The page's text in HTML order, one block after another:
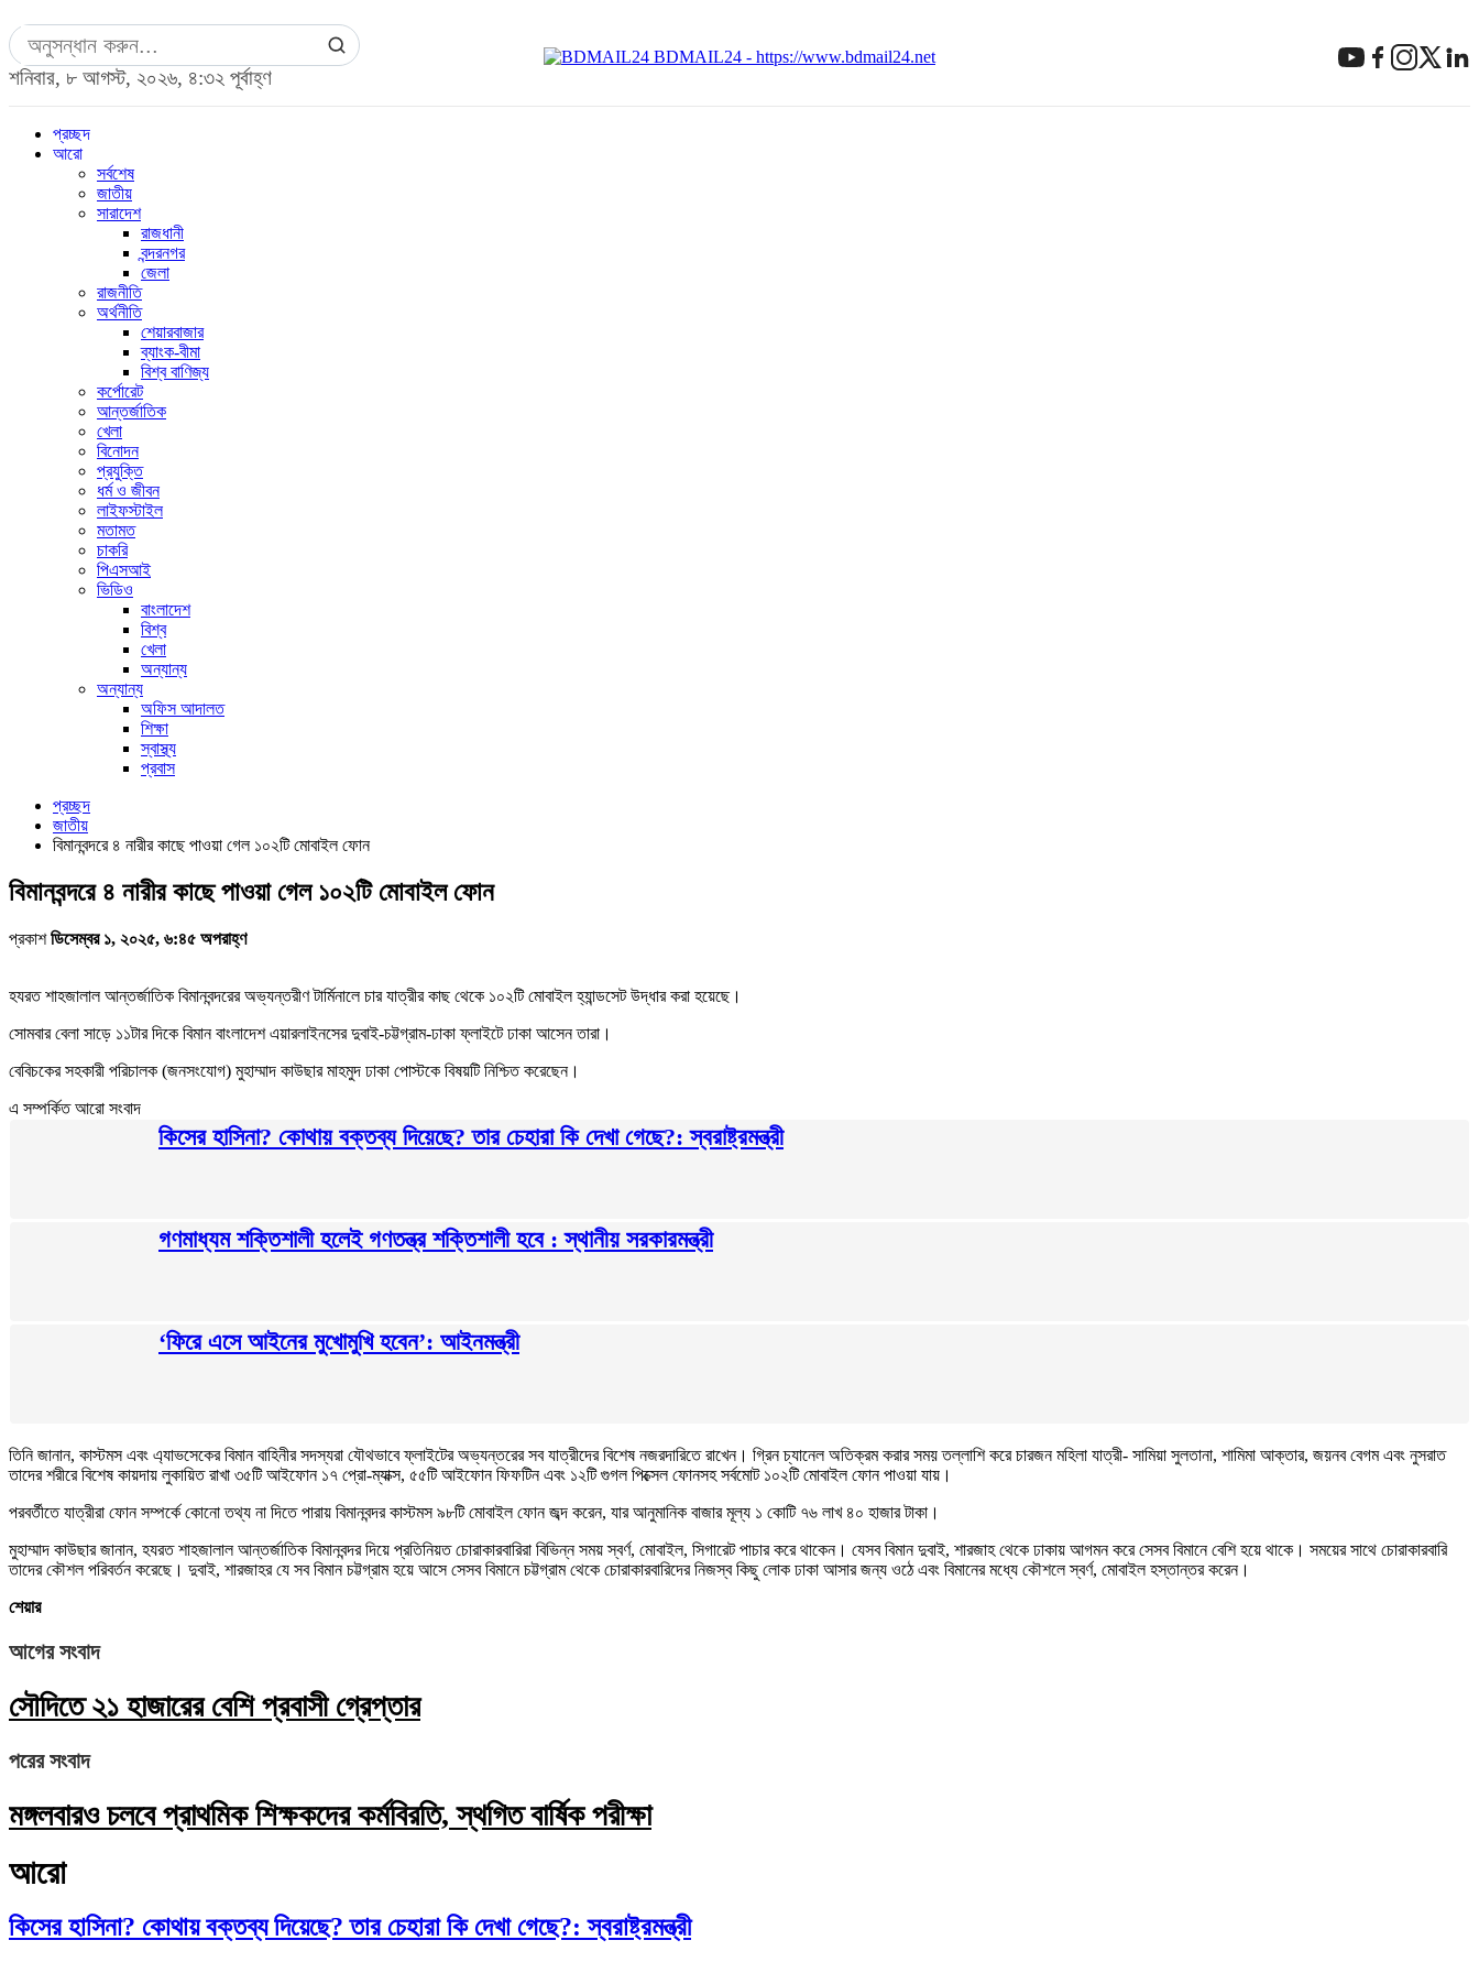
শনিবার, ৮ আগস্ট, ২০২৬, ৪:৩২ পূর্বাহ্ণ
BDMAIL24 - https://www.bdmail24.net
প্রচ্ছদ
আরো
সর্বশেষ
জাতীয়
সারাদেশ
রাজধানী
বন্দরনগর
জেলা
রাজনীতি
অর্থনীতি
শেয়ারবাজার
ব্যাংক-বীমা
বিশ্ব বাণিজ্য
কর্পোরেট
আন্তর্জাতিক
খেলা
বিনোদন
প্রযুক্তি
ধর্ম ও জীবন
লাইফস্টাইল
মতামত
চাকরি
পিএসআই
ভিডিও
বাংলাদেশ
বিশ্ব
খেলা
অন্যান্য
অন্যান্য
অফিস আদালত
শিক্ষা
স্বাস্থ্য
প্রবাস
প্রচ্ছদ
জাতীয়
বিমানবন্দরে ৪ নারীর কাছে পাওয়া গেল ১০২টি মোবাইল ফোন
বিমানবন্দরে ৪ নারীর কাছে পাওয়া গেল ১০২টি মোবাইল ফোন
প্রকাশডিসেম্বর ১, ২০২৫, ৬:৪৫ অপরাহ্ণ
হযরত শাহজালাল আন্তর্জাতিক বিমানবন্দরের অভ্যন্তরীণ টার্মিনালে চার যাত্রীর কাছ থেকে ১০২টি মোবাইল হ্যান্ডসেট উদ্ধার করা হয়েছে।
সোমবার বেলা সাড়ে ১১টার দিকে বিমান বাংলাদেশ এয়ারলাইনসের দুবাই-চট্টগ্রাম-ঢাকা ফ্লাইটে ঢাকা আসেন তারা।
বেবিচকের সহকারী পরিচালক (জনসংযোগ) মুহাম্মাদ কাউছার মাহমুদ ঢাকা পোস্টকে বিষয়টি নিশ্চিত করেছেন।
এ সম্পর্কিত আরো সংবাদ
কিসের হাসিনা? কোথায় বক্তব্য দিয়েছে? তার চেহারা কি দেখা গেছে?: স্বরাষ্ট্রমন্ত্রী
গণমাধ্যম শক্তিশালী হলেই গণতন্ত্র শক্তিশালী হবে : স্থানীয় সরকারমন্ত্রী
‘ফিরে এসে আইনের মুখোমুখি হবেন’: আইনমন্ত্রী
তিনি জানান, কাস্টমস এবং এ্যাভসেকের বিমান বাহিনীর সদস্যরা যৌথভাবে ফ্লাইটের অভ্যন্তরের সব যাত্রীদের বিশেষ নজরদারিতে রাখেন। গ্রিন চ্যানেল অতিক্রম করার সময় তল্লাশি করে চারজন মহিলা যাত্রী- সামিয়া সুলতানা, শামিমা আক্তার, জয়নব বেগম এবং নুসরাত
তাদের শরীরে বিশেষ কায়দায় লুকায়িত রাখা ৩৫টি আইফোন ১৭ প্রো-ম্যাক্স, ৫৫টি আইফোন ফিফটিন এবং ১২টি গুগল পিক্সেল ফোনসহ সর্বমোট ১০২টি মোবাইল ফোন পাওয়া যায়।
পরবর্তীতে যাত্রীরা ফোন সম্পর্কে কোনো তথ্য না দিতে পারায় বিমানবন্দর কাস্টমস ৯৮টি মোবাইল ফোন জব্দ করেন, যার আনুমানিক বাজার মূল্য ১ কোটি ৭৬ লাখ ৪০ হাজার টাকা।
মুহাম্মাদ কাউছার জানান, হযরত শাহজালাল আন্তর্জাতিক বিমানবন্দর দিয়ে প্রতিনিয়ত চোরাকারবারিরা বিভিন্ন সময় স্বর্ণ, মোবাইল, সিগারেট পাচার করে থাকেন। যেসব বিমান দুবাই, শারজাহ থেকে ঢাকায় আগমন করে সেসব বিমানে বেশি হয়ে থাকে। সময়ের সাথে চোরাকারবারি
তাদের কৌশল পরিবর্তন করেছে। দুবাই, শারজাহর যে সব বিমান চট্টগ্রাম হয়ে আসে সেসব বিমানে চট্টগ্রাম থেকে চোরাকারবারিদের নিজস্ব কিছু লোক ঢাকা আসার জন্য ওঠে এবং বিমানের মধ্যে কৌশলে স্বর্ণ, মোবাইল হস্তান্তর করেন।
শেয়ার
আগের সংবাদ
সৌদিতে ২১ হাজারের বেশি প্রবাসী গ্রেপ্তার
পরের সংবাদ
মঙ্গলবারও চলবে প্রাথমিক শিক্ষকদের কর্মবিরতি, স্থগিত বার্ষিক পরীক্ষা
আরো
কিসের হাসিনা? কোথায় বক্তব্য দিয়েছে? তার চেহারা কি দেখা গেছে?: স্বরাষ্ট্রমন্ত্রী